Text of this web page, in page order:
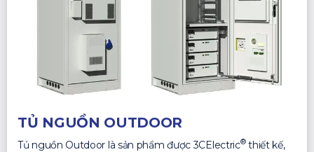
TỦ NGUỒN OUTDOOR
Tủ nguồn Outdoor là sản phẩm được 3CElectric®thiết kế,